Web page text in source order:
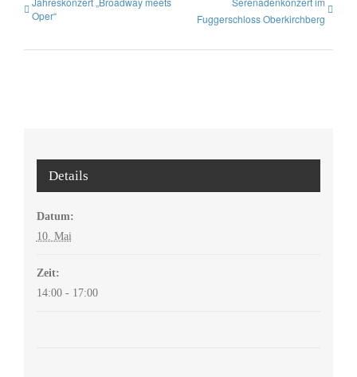
Oper“
Fuggerschloss Oberkirchberg
Details
Datum:
10. Mai
Zeit:
14:00 - 17:00